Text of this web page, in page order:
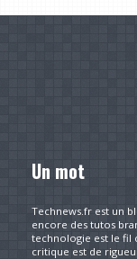
Un mot
Technews.fr est un
encore des tutos
technologie est le fil
critique est de